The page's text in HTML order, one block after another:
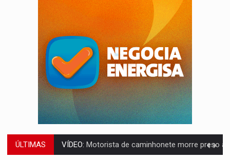
ÚLTIMAS LAZER:Seis lugares gratuitos para aproveitar o fim de semana